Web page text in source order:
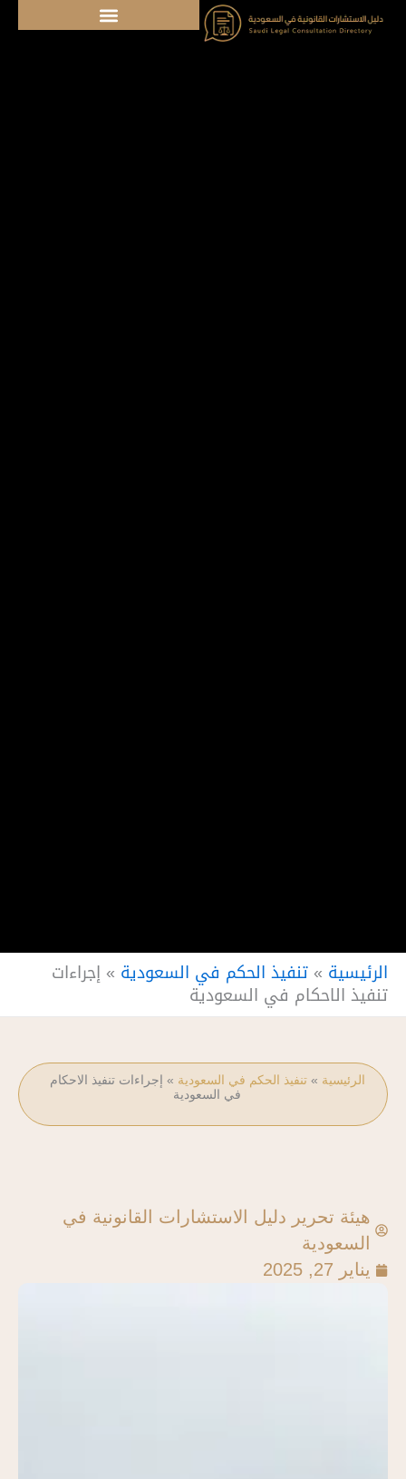
تخطي
الرئيسية »تنفيذ الحكم في السعودية » إجراءات
تنفيذ الاحكام في السعودية
الرئيسية »تنفيذ الحكم في السعودية » إجراءات تنفيذ الاحكام
في السعودية
هيئة تحرير دليل الاستشارات القانونية في
السعودية
يناير 27, 2025